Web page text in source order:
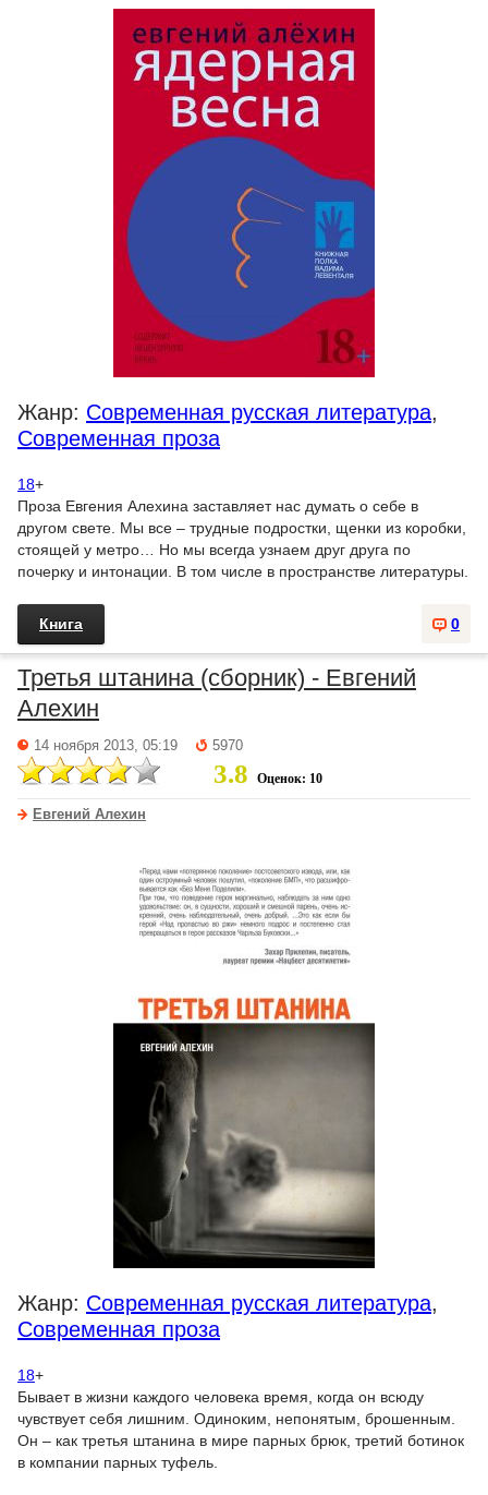
Жанр: Современная русская литература,
Современная проза
18+
Проза Евгения Алехина заставляет нас думать о себе в
другом свете. Мы все – трудные подростки, щенки из коробки,
стоящей у метро… Но мы всегда узнаем друг друга по
почерку и интонации. В том числе в пространстве литературы.
0
Книга
Третья штанина (сборник) - Евгений
Алехин
14 ноября 2013, 05:19 5970
3.8 Оценок: 10
Евгений Алехин
Жанр: Современная русская литература,
Современная проза
18+
Бывает в жизни каждого человека время, когда он всюду
чувствует себя лишним. Одиноким, непонятым, брошенным.
Он – как третья штанина в мире парных брюк, третий ботинок
в компании парных туфель.